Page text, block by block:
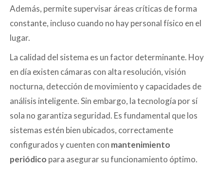
Además, permite supervisar áreas críticas de forma
constante, incluso cuando no hay personal físico en el
lugar.
La calidad del sistema es un factor determinante. Hoy
en día existen cámaras con alta resolución, visión
nocturna, detección de movimiento y capacidades de
análisis inteligente. Sin embargo, la tecnología por sí
sola no garantiza seguridad. Es fundamental que los
sistemas estén bien ubicados, correctamente
configurados y cuenten con mantenimiento
periódico para asegurar su funcionamiento óptimo.